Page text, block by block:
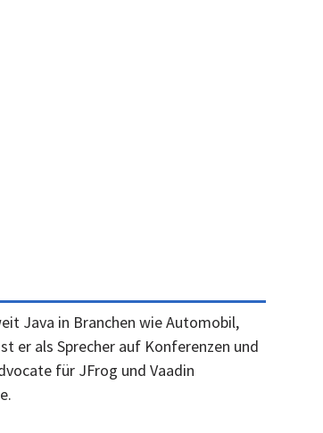
Java in Branchen wie Automobil,
er als Sprecher auf Konferenzen und
für JFrog und Vaadin